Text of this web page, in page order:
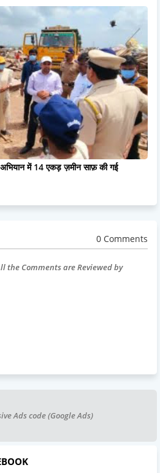
में 14 एकड़ ज़मीन साफ़ की गई
0 Comments
the Comments are Reviewed by
Ads code (Google Ads)